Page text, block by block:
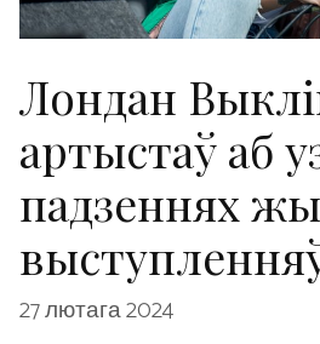
Лондан
артыстаў аб
падзеннях
27 лютага 2024